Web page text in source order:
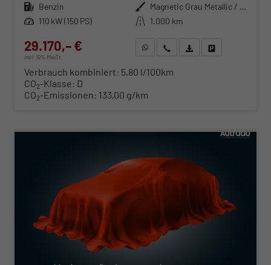
Kraftstoff Benzin Außenfarbe
Magnetic Grau Metallic / Dach in Midnight Schwarz Metallic
Leistung 110 kW (150 PS) Kilometerstand 1.000 km
29.170,– €
incl. 19% MwSt.
WhatsApp anfragen
Wir rufen Sie anFahrzeugexposé (PDF)
Verbrauch kombiniert: 5,80 l/100km
CO2-Klasse: D
CO2-Emissionen: 133,00 g/km